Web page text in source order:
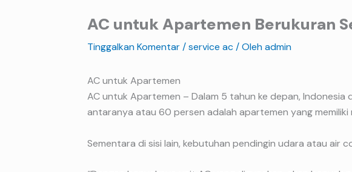
AC untuk Apartemen Berukuran
Tinggalkan Komentar /service ac/ Olehadmin
AC untuk Apartemen
AC untuk Apartemen – Dalam 5 tahun ke depan,
antaranya atau 60 persen adalah apartemen yang
Sementara di sisi lain, kebutuhan pendingin udara atau air